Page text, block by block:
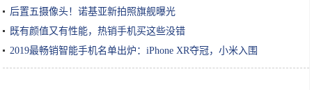
后置五摄像头！诺基亚新拍照旗舰曝光
既有颜值又有性能，热销手机买这些没错
2019最畅销智能手机名单出炉：iPhone XR夺冠，小米入围